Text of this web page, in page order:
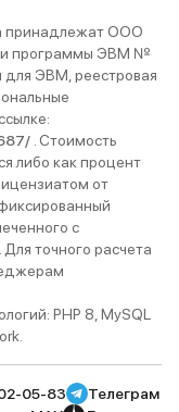
принадлежат ООО
программы ЭВМ №
для ЭВМ, реестровая
. Стоимость
либо как процент
от
с
точного расчета
PHP 8, MySQL
05-83
Телеграм